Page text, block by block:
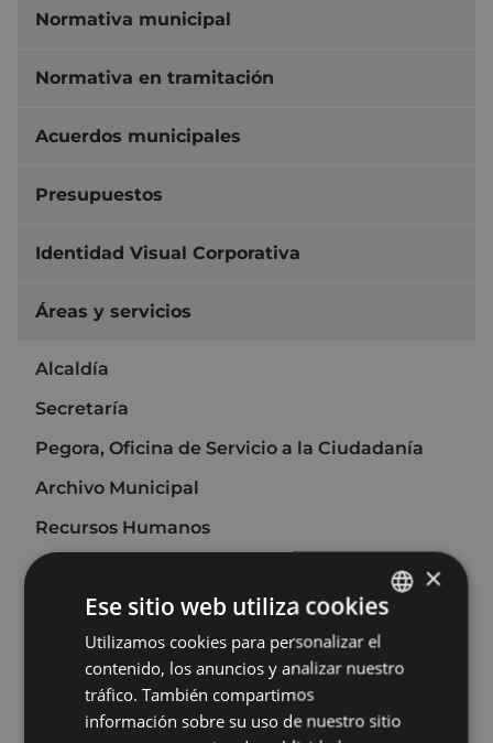
Normativa municipal
Normativa en tramitación
Acuerdos municipales
Presupuestos
Identidad Visual Corporativa
Áreas y servicios
Alcaldía
Secretaría
Pegora, Oficina de Servicio a la Ciudadanía
Archivo Municipal
Recursos Humanos
Organización y Transformación Digital
Área económica
Desarrollo económico, Empleo e Innovación
Urbanismo
Medio Ambiente
BASQUE
SPANISH
×
Ese sitio web utiliza cookies
Utilizamos cookies para personalizar el
contenido, los anuncios y analizar nuestro
tráfico. También compartimos
información sobre su uso de nuestro sitio